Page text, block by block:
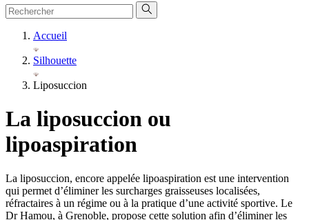
Accueil
Silhouette
Liposuccion
La liposuccion ou
lipoaspiration
La liposuccion, encore appelée lipoaspiration est une intervention
qui permet d’éliminer les surcharges graisseuses localisées,
réfractaires à un régime ou à la pratique d’une activité sportive. Le
Dr Hamou, à Grenoble, propose cette solution afin d’éliminer les